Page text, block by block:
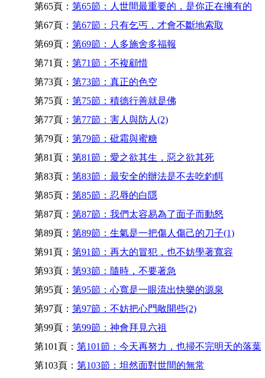
第65頁： 第65節：人世間最重要的，是你正在擁有的
第67頁： 第67節：只有乞丐，才會不斷地索取
第69頁： 第69節：人多施舍多福報
第71頁： 第71節：不複顧惜
第73頁： 第73節：真正的色空
第75頁： 第75節：積德行善就是佛
第77頁： 第77節：害人與防人(2)
第79頁： 第79節：砒霜與蜜糖
第81頁： 第81節：愛之欲其生，惡之欲其死
第83頁： 第83節：最安全的辦法是不去吃釣餌
第85頁： 第85節：忍辱的白隱
第87頁： 第87節：我們太容易為了面子而動怒
第89頁： 第89節：生氣是一把傷人傷己的刀子(1)
第91頁： 第91節：再大的冒犯，也不妨學著寬容
第93頁： 第93節：隨時，不要著急
第95頁： 第95節：心寬是一眼流出快樂的源泉
第97頁： 第97節：不妨把心門敞開些(2)
第99頁： 第99節：神會拜見六祖
第101頁： 第101節：今天再努力，也掃不完明天的落葉
第103頁： 第103節：坦然面對世間的無常